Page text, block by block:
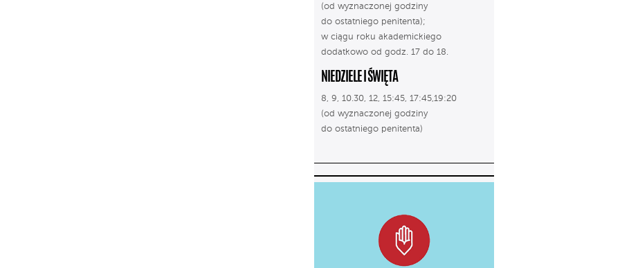
(od wyznaczonej godziny
do ostatniego penitenta);
w ciągu roku akademickiego
dodatkowo od godz. 17 do 18.
NIEDZIELE I ŚWIĘTA
8, 9, 10.30, 12, 15:45, 17:45,19:20
(od wyznaczonej godziny
do ostatniego penitenta)